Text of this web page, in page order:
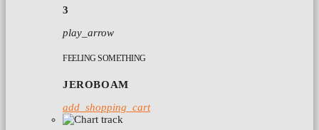
3
play_arrow
FEELING SOMETHING
JEROBOAM
add_shopping_cart